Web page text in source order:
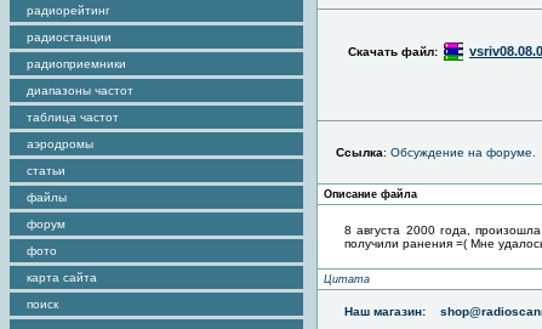
радиорейтинг
радиостанции
радиоприемники
диапазоны частот
таблица частот
аэродромы
статьи
файлы
форум
фото
карта сайта
поиск
Скачать файл:
Ссылка: Обсуждение на форуме.
Описание файла
8 августа 2000 года,
получили ранения =( Мне
Цитата
Наш магазин: